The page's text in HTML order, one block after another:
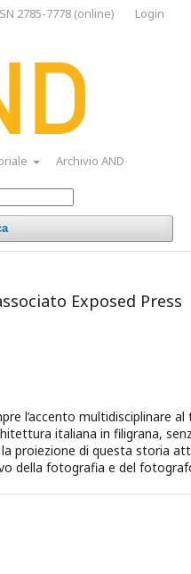
Archivio AND
2785-7778 (online) Login
Exposed Press
l’accento multidisciplinare
italiana in filigrana,
proiezione di questa storia
della fotografia e del